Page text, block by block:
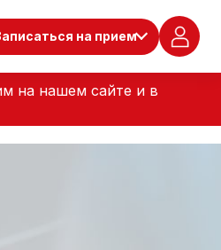
на нашем сайте и в
на прием